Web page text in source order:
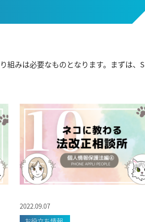
組みは必要なものとなります。まずは、
2022.09.07